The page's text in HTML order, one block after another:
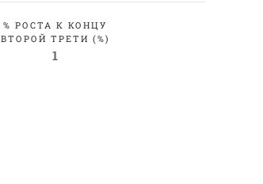
% РОСТА К КОНЦУ
ВТОРОЙ ТРЕТИ (%)
1